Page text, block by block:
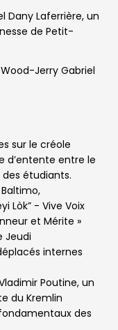
Dany Laferrière, un
de Petit-
Jerry Gabriel
sur le créole
d’entente entre le
des étudiants.
Baltimo,
Lòk” - Vive Voix
et Mérite »
Jeudi
internes
Poutine, un
du Kremlin
des